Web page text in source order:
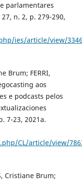
parlamentares
n. 2, p. 279-290,
ies/article/view/
Brum; FERRI,
aos
e podcasts pelos
7-23, 2021a.
CL/article/view/
Cristiane Brum;